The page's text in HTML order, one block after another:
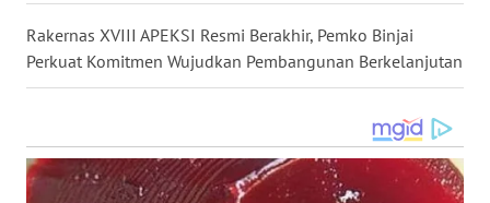
Rakernas XVIII APEKSI Resmi Berakhir, Pemko Binjai
Perkuat Komitmen Wujudkan Pembangunan Berkelanjutan
WN
LABUHANBATU